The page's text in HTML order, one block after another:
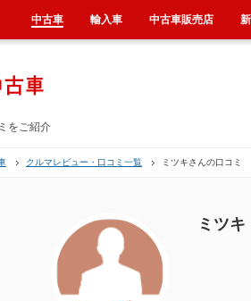
をご紹介
クルマレビュー・口コミ一覧 ミツキさんの口コミ
ミツキ
中古車 輸入車 中古車販売店